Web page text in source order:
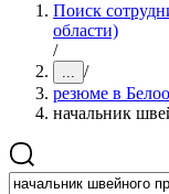
Поиск
области)
/
... /
резюме в
начальник